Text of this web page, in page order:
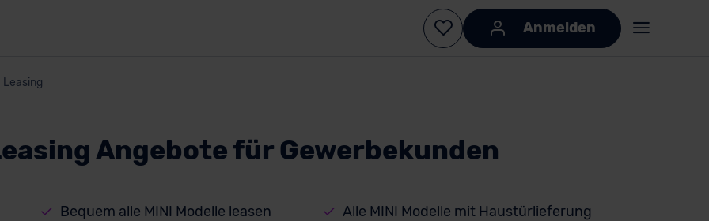
Anmelden
Leasing
Angebote für Gewerbekunden
Bequem alle MINI Modelle leasen Alle MINI Modelle mit Haustürlieferung